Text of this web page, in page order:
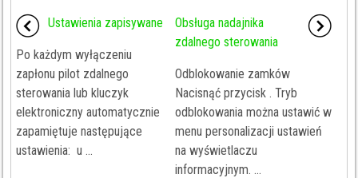
Ustawienia zapisywane
Po każdym wyłączeniu
zapłonu pilot zdalnego
sterowania lub kluczyk
elektroniczny automatycznie
zapamiętuje następujące
ustawienia: u ...
Obsługa nadajnika
zdalnego sterowania
Odblokowanie zamków
Nacisnąć przycisk . Tryb
odblokowania można ustawić w
menu personalizacji ustawień
na wyświetlaczu
informacyjnym. ...